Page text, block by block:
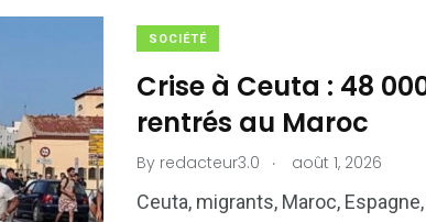
SOCIÉTÉ
Crise à Ceuta : 48
rentrés au Maroc
By redacteur3.0 . août 1, 2026
Ceuta, migrants, Maroc,